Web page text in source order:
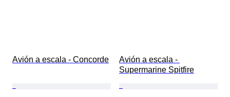
Avión a escala - Concorde
Avión a escala -
Supermarine Spitfire